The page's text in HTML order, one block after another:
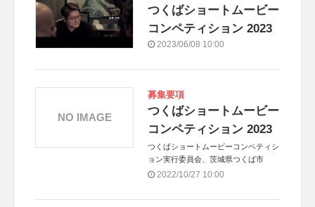
つくばショートムービー
コンペティション 2023
2023/06/08 10:00
募集要項
つくばショートムービー
コンペティション 2023
つくばショートムービーコンペティシ
ョン実行委員会、茨城県つくば市
2022/10/27 10:00
NO IMAGE